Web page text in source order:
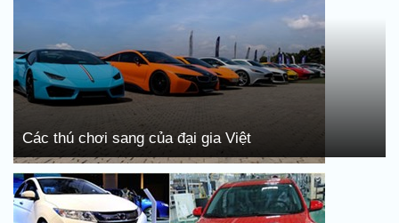
Các thú chơi sang của đại gia Việt